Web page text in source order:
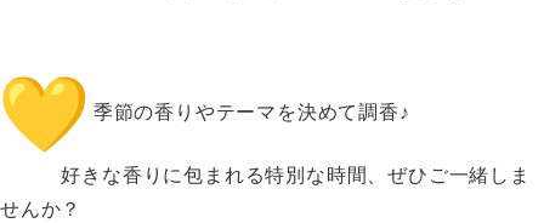
季節の香りやテーマを決めて調香♪
好きな香りに包まれる特別な時間、ぜひご一緒しま
せんか？